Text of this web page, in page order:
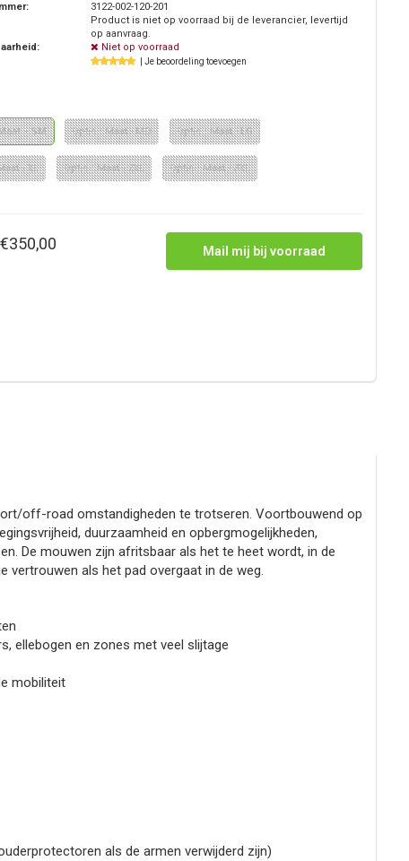
3122-002-120-201
Product is niet op voorraad bij de leverancier, levertijd
op aanvraag.
Niet op voorraad
| Je beoordeling toevoegen
- SM Optie : Maat - MD Optie : Maat - LG
- XL Optie : Maat - 2XL Optie : Maat - 3XL
€350,00 Mail mij bij voorraad
off-road omstandigheden te trotseren. Voortbouwend op
duurzaamheid en opbergmogelijkheden,
De mouwen zijn afritsbaar als het te heet wordt, in de
vertrouwen als het pad overgaat in de weg.
ellebogen en zones met veel slijtage
mobiliteit
als de armen verwijderd zijn)